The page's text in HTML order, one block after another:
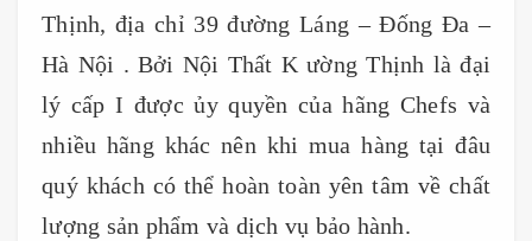
Thịnh, địa chỉ 39 đường Láng – Đống Đa –
Hà Nội . Bởi Nội Thất K ường Thịnh là đại
lý cấp I được ủy quyền của hãng Chefs và
nhiều hãng khác nên khi mua hàng tại đâu
quý khách có thể hoàn toàn yên tâm về chất
lượng sản phẩm và dịch vụ bảo hành.